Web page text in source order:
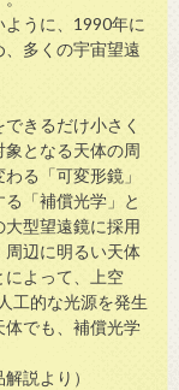
うに、1990年に
多くの宇宙望遠
きるだけ小さく
となる天体の周
る「可変形鏡」
「補償光学」と
型望遠鏡に採用
周辺に明るい天体
によって、上空
工的な光源を発生
体でも、補償光学
説より）